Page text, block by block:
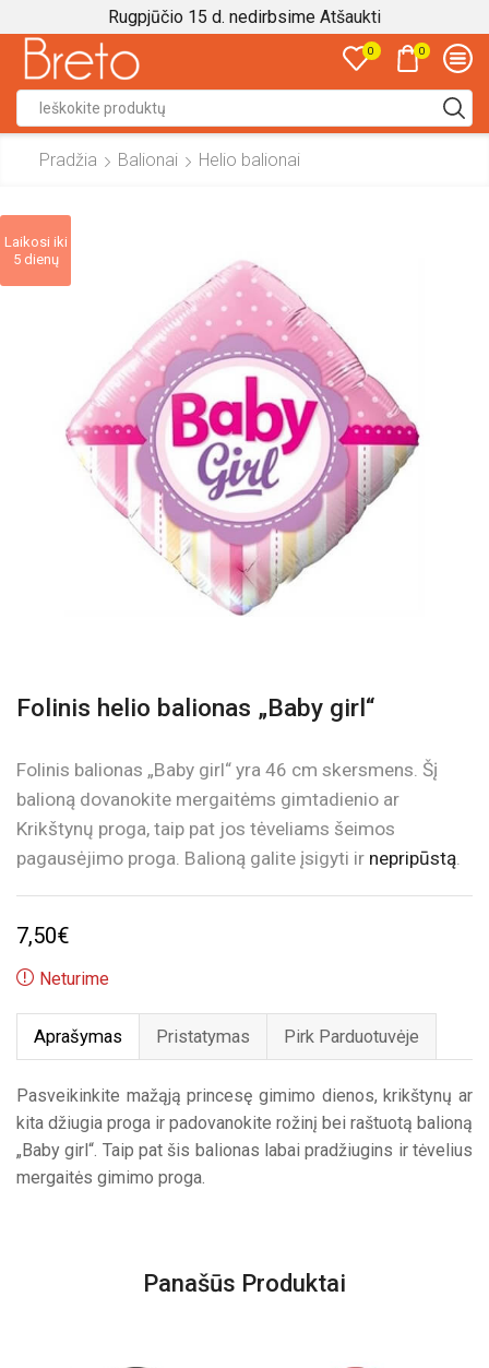
Rugpjūčio 15 d. nedirbsime Atšaukti
0 0
input
Pradžia Balionai Helio balionai
Laikosi iki
5 dienų
Folinis helio balionas „Baby girl“
Folinis balionas „Baby girl“ yra 46 cm skersmens. Šį
balioną dovanokite mergaitėms gimtadienio ar
Krikštynų proga, taip pat jos tėveliams šeimos
pagausėjimo proga. Balioną galite įsigyti ir nepripūstą.
7,50€
Neturime
Aprašymas Pristatymas Pirk Parduotuvėje
Pasveikinkite mažąją princesę gimimo dienos, krikštynų ar
kita džiugia proga ir padovanokite rožinį bei raštuotą balioną
„Baby girl“. Taip pat šis balionas labai pradžiugins ir tėvelius
mergaitės gimimo proga.
Panašūs Produktai